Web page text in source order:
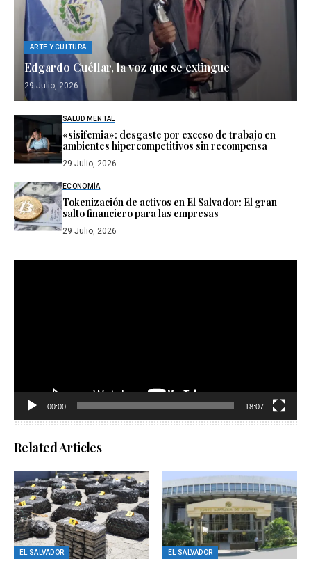
ARTE Y CULTURA
Edgardo Cuéllar, la voz que se extingue
29 Julio, 2026
SALUD MENTAL
«sisifemia»: desgaste por exceso de trabajo en
ambientes hipercompetitivos sin recompensa
29 Julio, 2026
ECONOMÍA
Tokenización de activos en El Salvador: El gran
salto financiero para las empresas
29 Julio, 2026
00:00 18:07
Related Articles
EL SALVADOR EL SALVADOR